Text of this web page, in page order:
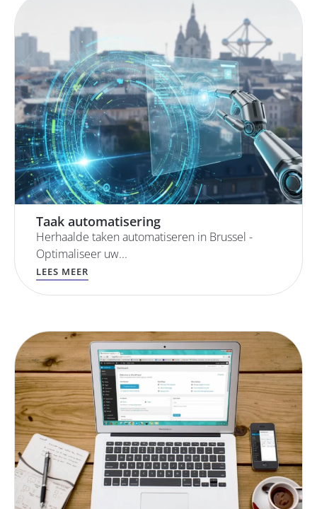
Taak automatisering
Herhaalde taken automatiseren in Brussel -
Optimaliseer uw...
LEES MEER